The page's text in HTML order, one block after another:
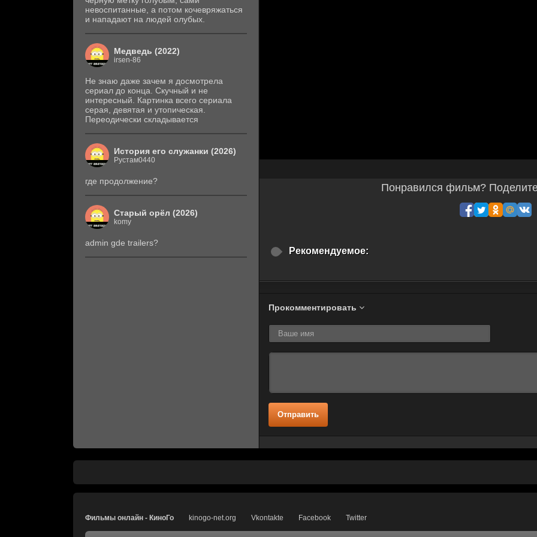
Понравился фильм?
Рекомендуемое:
Прокомментировать
Отправить
невоспитанные, а потом кочевряжаться
и нападают на людей олубых.
Медведь (2022)
irsen-86
Не знаю даже зачем я досмотрела
сериал до конца. Скучный и не
интересный. Картинка всего сериала
серая, девятая и утопическая.
Переодически складывается
История его служанки (2026)
Рустам0440
где продолжение?
Старый орёл (2026)
komy
admin gde trailers?
Фильмы онлайн - КиноГо kinogo-net.org Vkontakte Facebook Twitter